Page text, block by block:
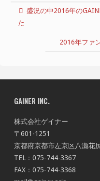
盛況の中2016年の
た
2016年ファ
GAINER INC.
株式会社ゲイナー
〒601-1251
京都府京都市左京区八瀬花
TEL：075-744-3367
FAX：075-744-3368